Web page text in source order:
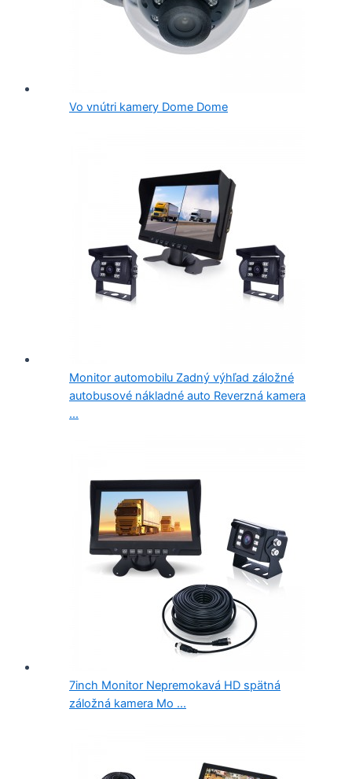
Vo vnútri kamery Dome Dome
Monitor automobilu Zadný výhľad záložné
autobusové nákladné auto Reverzná kamera
...
7inch Monitor Nepremokavá HD spätná
záložná kamera Mo ...